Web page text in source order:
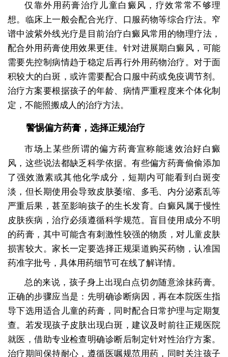
仅靠外用药膏治疗儿童白癜风，疗效常常不够理
想。临床上一般会配合光疗、口服药物等综合疗法。窄
谱中波紫外线光疗是目前治疗白癜风常用的物理疗法，
配合外用药膏使用效果更佳。针对进展期白癜风，可能
需要先控制病情趋于稳定后再行外用药物治疗。对于面
积较大的白斑，或许需要配合口服中药或免疫调节剂。
治疗方案要根据孩子的年龄、病情严重程度来个体化制
定，不能照搬成人的治疗方法。
警惕偏方药膏，选择正规治疗
市场上某些所谓的偏方药膏宣称能速效治好白癜
风，这些说法都缺乏科学依据。有些偏方药膏偷偷添加
了强效激素或其他化学成分，短期内可能看到白斑变
淡，但长期使用会导致皮肤萎缩、多毛、内分泌紊乱等
严重后果，甚至影响孩子的生长发育。白癜风属于慢性
皮肤疾病，治疗必须遵循科学规范。盲目使用成分不明
的药膏，其中可能含有刺激性较强的物质，对儿童皮肤
损害较大。家长一定要选择正规渠道购买药物，认准国
药准字批号，具体用药细节可在线了解详情。
总的来说，孩子身上出现白点切勿随意涂抹药膏。
正确的步骤应当是：先明确诊断病因，再在本院医生指
导下选用适合儿童的药膏，同时配合日常护理与定期复
查。若发现孩子皮肤出现白斑，建议及时前往正规医院
就医，借助专业检查明确诊断后制定针对性治疗方案。
治疗期间保持耐心，遵循医嘱规范用药，同时关注孩子